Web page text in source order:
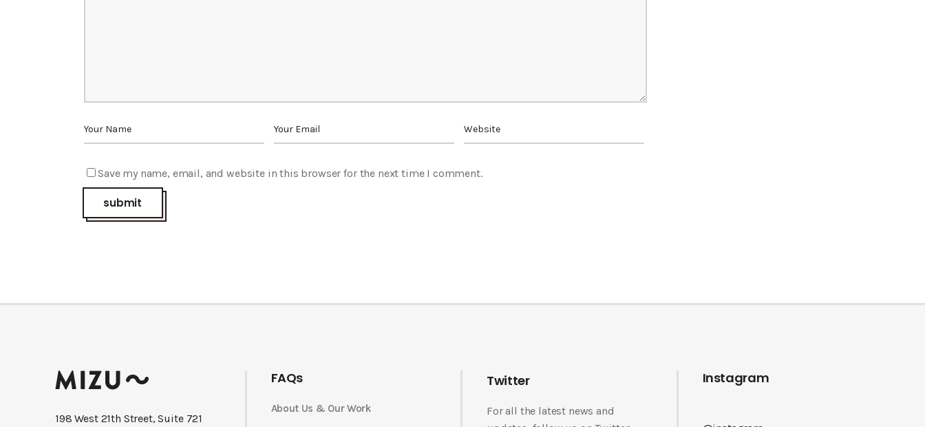
Save my name, email, and website in this browser for the next time I comment.
198 West 21th Street, Suite 721
FAQs
About Us & Our Work
Twitter
For all the latest news and
Instagram